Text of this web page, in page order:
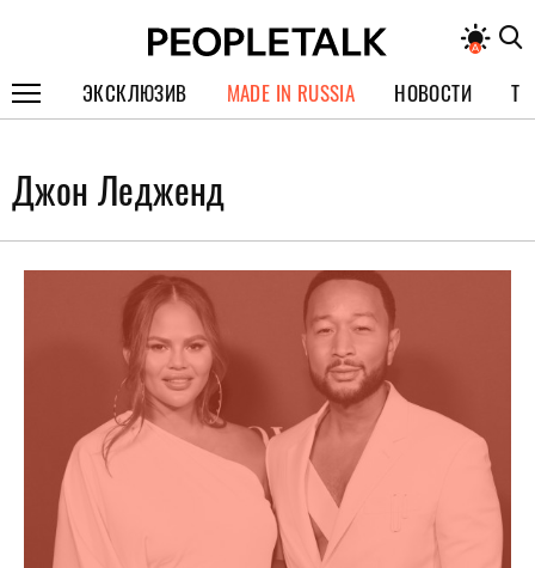
ЭКСКЛЮЗИВ
СПЕЦПРОЕКТЫ
ИНТЕРВЬЮ
ПОКОЛЕНИЕ
MADE IN RUSSIA НОВОСТИ
Джон Ледженд